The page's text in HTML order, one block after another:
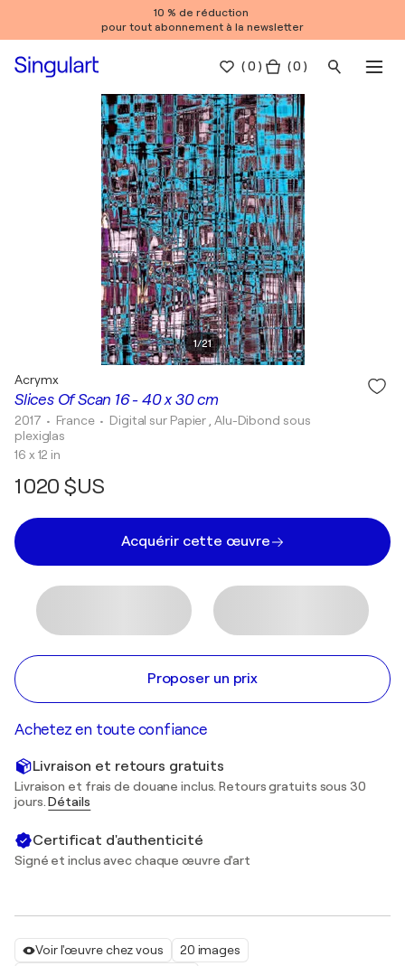
10 % de réduction
pour tout abonnement à la newsletter
(0 ) ( 0 )
1/21
Voir l'œuvre chez vous
20 images
Slices Of Scan 16 - 40 x 30 cm
Acrymx
2017 • France • Digital sur Papier , Alu-Dibond sous
plexiglas
16 x 12 in
1 020 $US
Acquérir cette œuvre
Proposer un prix
Achetez en toute confiance
Livraison et retours gratuits
Livraison et frais de douane inclus. Retours gratuits sous 30
jours.Détails
Certificat d'authenticité
Signé et inclus avec chaque œuvre d'art